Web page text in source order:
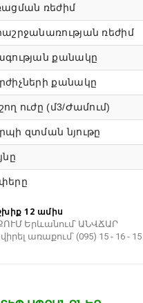
ռեժիմ
ռեժիմ
քանակը
քանակը
ուժը (մ3/Ժամում)
զտման նյութը
12 ամիս
Երևանում՝ ԱՆՎՃԱՐ
առաքում՝ (095) 15 - 16 - 15